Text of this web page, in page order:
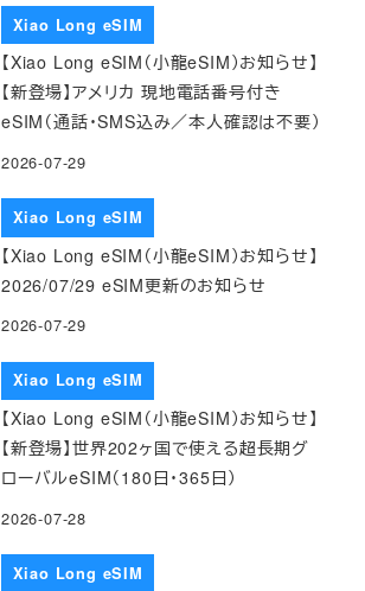
Xiao Long eSIM
【Xiao Long eSIM（小龍eSIM）お知らせ】
【新登場】アメリカ 現地電話番号付き
eSIM（通話・SMS込み／本人確認は不要）
2026-07-29
Xiao Long eSIM
【Xiao Long eSIM（小龍eSIM）お知らせ】
2026/07/29 eSIM更新のお知らせ
2026-07-29
Xiao Long eSIM
【Xiao Long eSIM（小龍eSIM）お知らせ】
【新登場】世界202ヶ国で使える超長期グ
ローバルeSIM（180日・365日）
2026-07-28
Xiao Long eSIM